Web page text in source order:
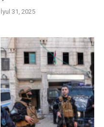
İyul 31, 2025